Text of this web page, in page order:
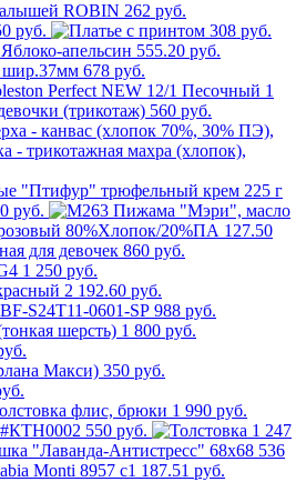
262 руб.
руб.
308 руб.
555.20 руб.
678 руб.
1
560 руб.
руб.
127.50
860 руб.
1 250 руб.
2 192.60 руб.
988 руб.
1 800 руб.
350 руб.
1 990 руб.
550 руб.
1 247
536
187.51 руб.